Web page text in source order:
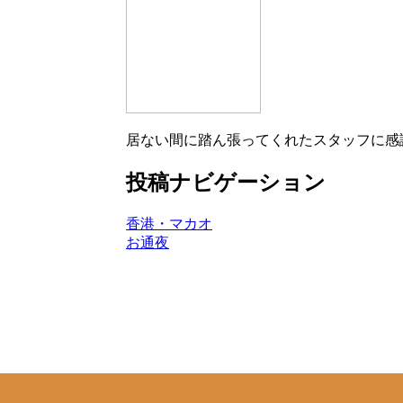
居ない間に踏ん張ってくれたスタッフに
投稿ナビゲーション
香港・マカオ
お通夜